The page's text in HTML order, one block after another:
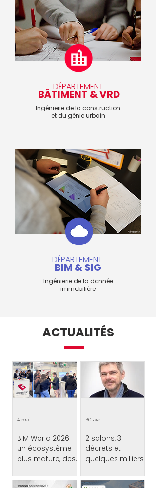
DÉPARTEMENT
BÂTIMENT & VRD
Ingénierie de la construction
et du génie urbain
DÉPARTEMENT
BIM & SIG
Ingénierie de la donnée
immobilière
ACTUALITÉS
BIM World 2026 :
un écosystème
plus mature, des
construire
Gexpertise était présente à
4 mai
2 salons, 3
décrets et
quelques milliers
quelques milliers de pas…
30 avr.